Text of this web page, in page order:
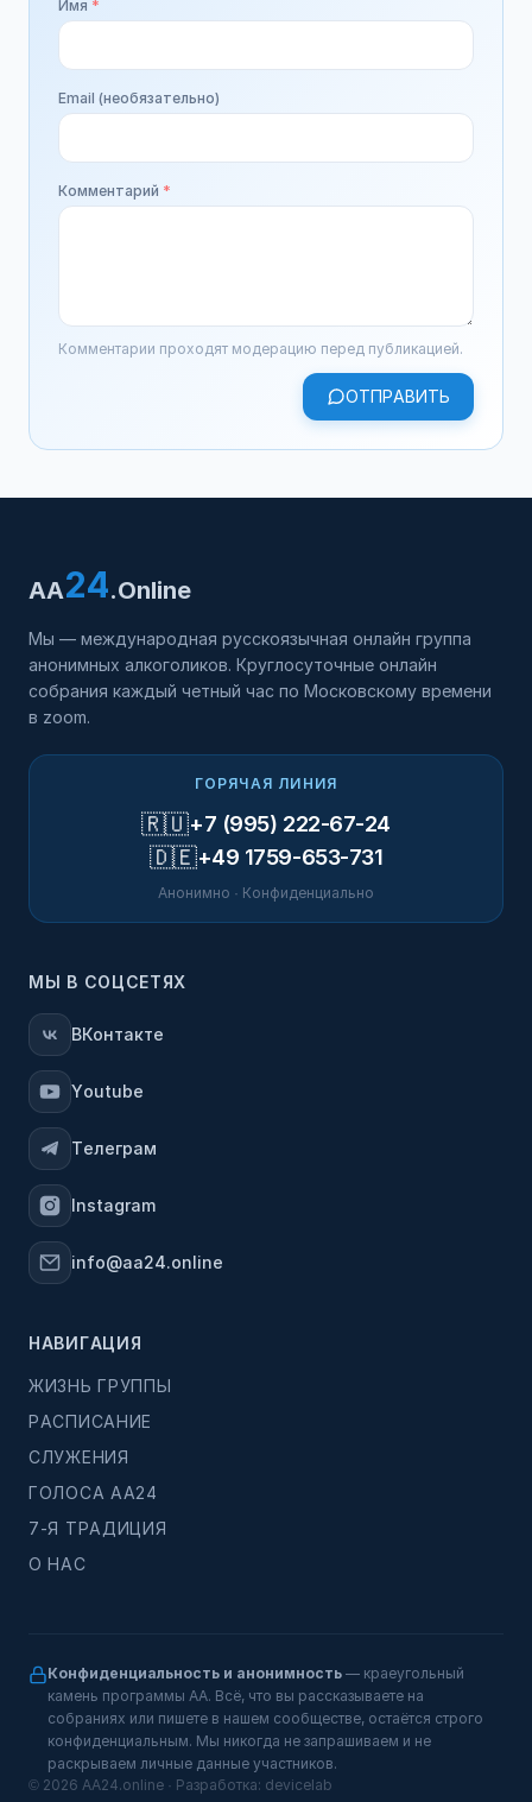
Имя *
Email (необязательно)
Комментарий *
Комментарии проходят модерацию перед публикацией.
ОТПРАВИТЬ
AA24.Online
Мы — международная русскоязычная онлайн группа
анонимных алкоголиков. Круглосуточные онлайн
собрания каждый четный час по Московскому времени
в zoom.
ГОРЯЧАЯ ЛИНИЯ
🇷🇺+7 (995) 222-67-24
🇩🇪+49 1759-653-731
Анонимно · Конфиденциально
МЫ В СОЦСЕТЯХ
ВКонтакте
Youtube
Телеграм
Instagram
info@aa24.online
НАВИГАЦИЯ
ЖИЗНЬ ГРУППЫ
РАСПИСАНИЕ
СЛУЖЕНИЯ
ГОЛОСА АА24
7-Я ТРАДИЦИЯ
О НАС
Конфиденциальность и анонимность — краеугольный
камень программы АА. Всё, что вы рассказываете на
собраниях или пишете в нашем сообществе, остаётся строго
конфиденциальным. Мы никогда не запрашиваем и не
раскрываем личные данные участников.
© 2026 AA24.online · Разработка: devicelab